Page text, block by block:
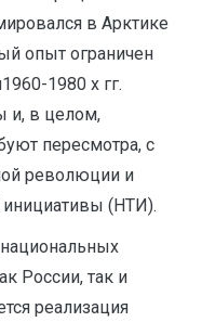
в Арктике
опыт ограничен
1980 х гг.
и, в целом,
пересмотра, с
революции и
инициативы (НТИ).
России, так и
реализация